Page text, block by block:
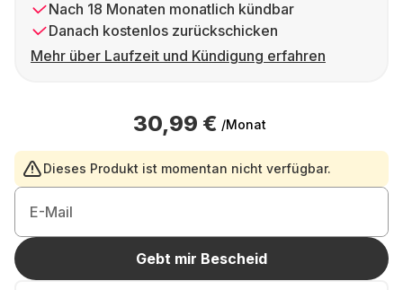
Nach 18 Monaten monatlich kündbar
Danach kostenlos zurückschicken
Mehr über Laufzeit und Kündigung erfahren
30,99 € /Monat
Dieses Produkt ist momentan nicht verfügbar.
E-Mail
Gebt mir Bescheid